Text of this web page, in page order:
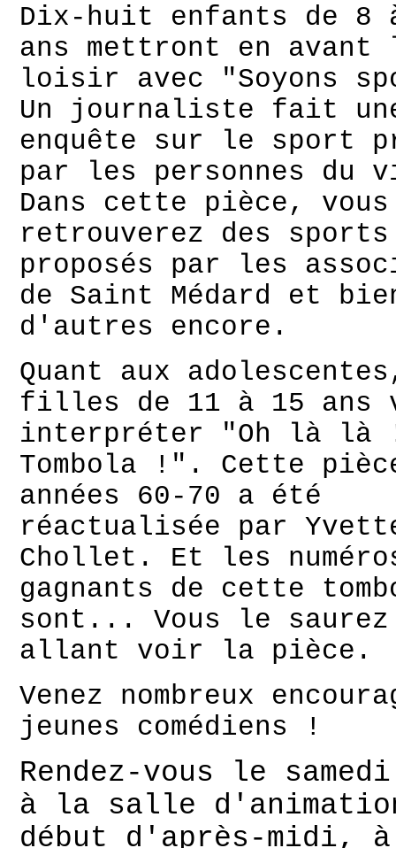
Dix-huit enfants de 8
ans mettront en avant
loisir avec "Soyons
Un journaliste fait
enquête sur le sport
par les personnes du
Dans cette pièce, vous
retrouverez des sports
proposés par les
de Saint Médard et
d'autres encore.
Quant aux
filles de 11 à 15 ans
interpréter "Oh là là
Tombola !". Cette
années 60-70 a été
réactualisée par
Chollet. Et les
gagnants de cette
sont... Vous le saurez
allant voir la pièce.
Venez nombreux
jeunes comédiens !
Rendez-vous le
à la salle
début d'après-midi, à